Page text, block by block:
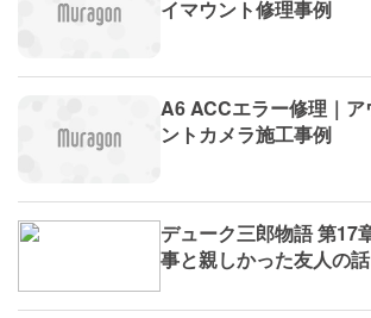
イマウント修理事例
A6 ACCエラー修理｜
ントカメラ施工事例
デューク三郎物語 第17
事と親しかった友人の話